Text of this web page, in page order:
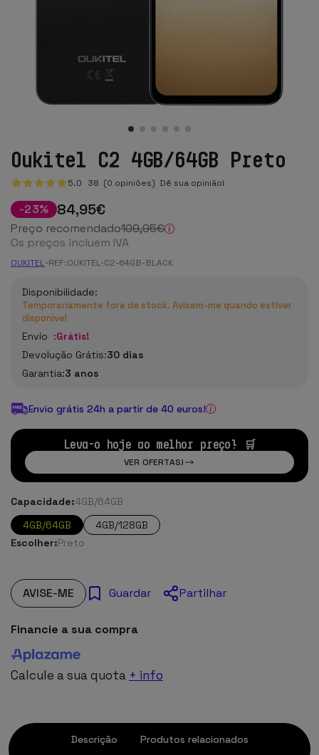
Oukitel C2 4GB/64GB Preto
5.0 38 (0 opiniões) Dê sua opinião!
-23% 84,95€
Preço recomendado109,95€
Os preços incluem IVA
OUKITEL-REF:OUKITEL-C2-64GB-BLACK
Disponibilidade:
Temporariamente fora de stock. Avisem-me quando estiver
disponível
Envío :Grátis!
Devolução Grátis:30 dias
Garantia:3 anos
Envio grátis 24h a partir de 40 euros!
Leva-o hoje ao melhor preço! 🛒
VER OFERTAS!
Capacidade:4GB/64GB
4GB/64GB
4GB/128GB
Escolher:Preto
AVISE-ME Guardar Partilhar
Financie a sua compra
Calcule a sua quota + info
Descrição
Produtos relacionados